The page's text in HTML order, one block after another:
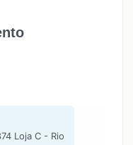
Loja C - Rio